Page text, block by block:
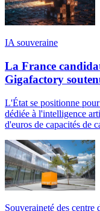
IA souveraine
La France
Gigafactory
L'État se positionne
dédiée à l'intelligence
d'euros de capacités de
Souveraineté des centre